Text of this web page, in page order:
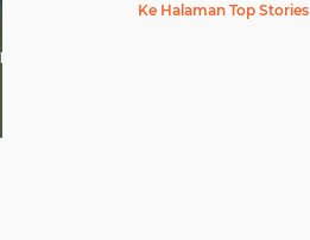
Ke Halaman Top Stories